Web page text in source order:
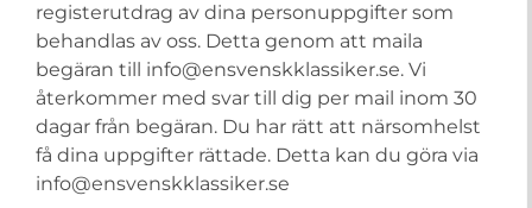
registerutdrag av dina personuppgifter som
behandlas av oss. Detta genom att maila
begäran till info@ensvenskklassiker.se. Vi
återkommer med svar till dig per mail inom 30
dagar från begäran. Du har rätt att närsomhelst
få dina uppgifter rättade. Detta kan du göra via
info@ensvenskklassiker.se